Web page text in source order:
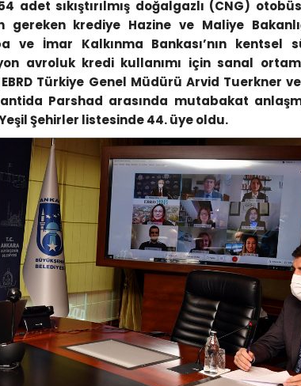
adet sıkıştırılmış doğalgazlı (CNG)
krediye Hazine ve Maliye
ve İmar Kalkınma Bankası’nın kentsel
avroluk kredi kullanımı için sanal
Türkiye Genel Müdürü Arvid Tuerkner
Parshad arasında mutabakat
Şehirler listesinde 44. üye oldu.